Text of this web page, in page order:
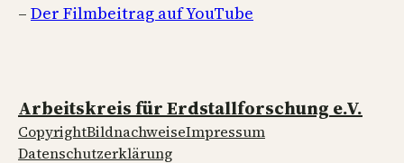
– Der Filmbeitrag auf YouTube
Arbeitskreis für Erdstallforschung e.V.
CopyrightBildnachweiseImpressum
Datenschutzerklärung